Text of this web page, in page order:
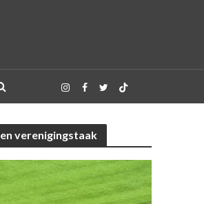
verenigingstaak